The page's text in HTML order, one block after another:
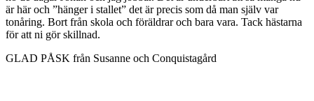
är här och ”hänger i stallet” det är precis som då man själv var
tonåring. Bort från skola och föräldrar och bara vara. Tack hästarna
för att ni gör skillnad.
GLAD PÅSK från Susanne och Conquistagård